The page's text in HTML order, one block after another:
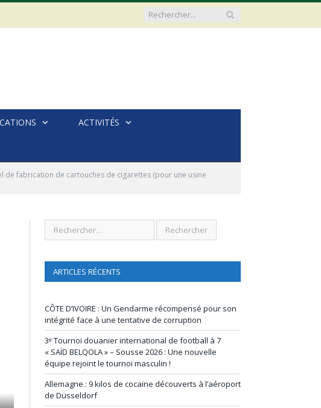
ACTIVITÉS
de fabrication de cartouches de cigarettes (pour une usine
ARTICLES RÉCENTS
CÔTE D’IVOIRE : Un Gendarme récompensé pour son
intégrité face à une tentative de corruption
3ᵉ Tournoi douanier international de football à 7
« SAÏD BELQOLA » – Sousse 2026 : Une nouvelle
équipe rejoint le tournoi masculin !
Allemagne : 9 kilos de cocaïne découverts à l’aéroport
de Düsseldorf